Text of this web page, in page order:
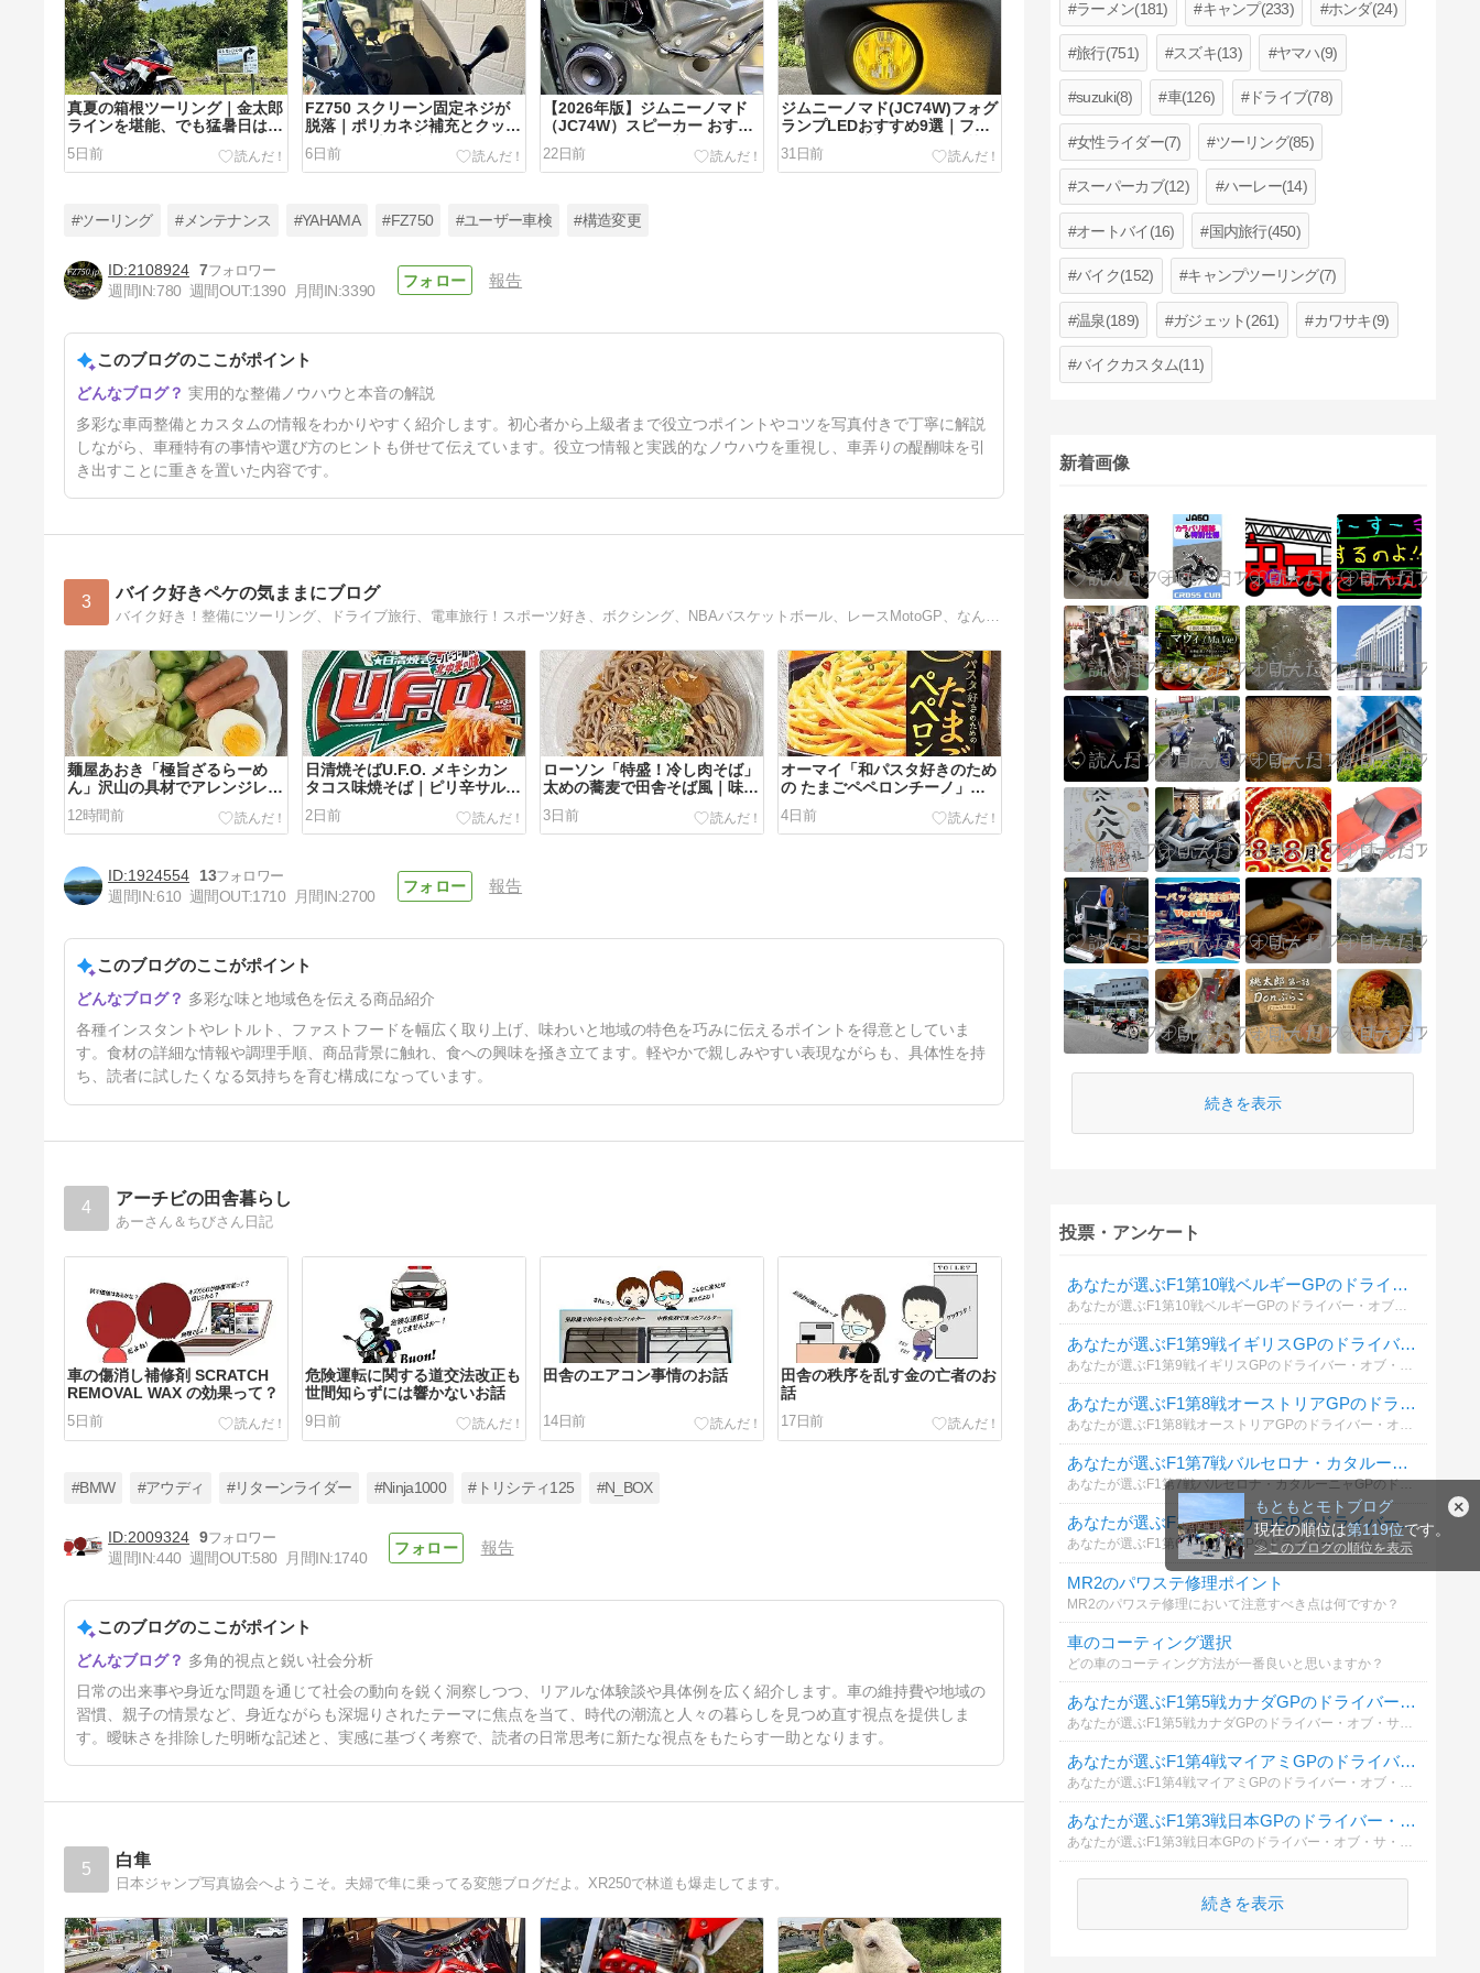
もともとモトブログ
現在の順位は第119位です。
≫このブログの順位を表示
真夏の箱根ツーリング｜金太郎
ラインを堪能、でも猛暑日はほ
どほどに！
5日前
FZ750 スクリーン固定ネジが
脱落｜ポリカネジ補充とクッシ
ョンテープで異音対策
6日前
【2026年版】ジムニーノマド
（JC74W）スピーカー おすす
め7選｜16cmが最適解
22日前
ジムニーノマド(JC74W)フォグ
ランプLEDおすすめ9選｜ファ
ンレス・角度調整で選ぶ切替/
白/イエロー
31日前
ォグランプ 交換｜PIAA
LEH192（2500Kイエロー）角
度調整も解説
33日前
#ツーリング #メンテナンス #YAHAMA #FZ750 #ユーザー車検 #構造変更
2108924 7
週間IN:780 週間OUT:1390 月間IN:3390
報告
このブログのここがポイント
実用的な整備ノウハウと本音の解説
多彩な車両整備とカスタムの情報をわかりやすく紹介します。初心者から上級者まで役立つポイントやコツを写真付きで丁寧に解説
しながら、車種特有の事情や選び方のヒントも併せて伝えています。役立つ情報と実践的なノウハウを重視し、車弄りの醍醐味を引
き出すことに重きを置いた内容です。
3 バイク好きペケの気ままにブログ
麺屋あおき「極旨ざるらーめ
ん」沢山の具材でアレンジレシ
ピで男の料理｜青木食品
12時間前
日清焼そばU.F.O. メキシカン
タコス味焼そば｜ピリ辛サルサ
ソース
2日前
ローソン「特盛！冷し肉そば」
太めの蕎麦で田舎そば風｜味付
のいい豚肉
3日前
オーマイ「和パスタ好きのため
の たまごペペロンチーノ」卵
とペペロンチーノが見事にマリ
アージュ
4日前
サッポロ一番「ご当地熱愛麺
坂内食堂 喜多方本店監修 焦が
ーメン
5日前
1924554
13
週間IN:610 週間OUT:1710 月間IN:2700
報告
このブログのここがポイント
多彩な味と地域色を伝える商品紹介
各種インスタントやレトルト、ファストフードを幅広く取り上げ、味わいと地域の特色を巧みに伝えるポイントを得意としていま
す。食材の詳細な情報や調理手順、商品背景に触れ、食への興味を掻き立てます。軽やかで親しみやすい表現ながらも、具体性を持
ち、読者に試したくなる気持ちを育む構成になっています。
4 アーチビの田舎暮らし
あーさん＆ちびさん日記
車の傷消し補修剤 SCRATCH
REMOVAL WAX の効果って？
5日前
危険運転に関する道交法改正も
世間知らずには響かないお話
9日前
田舎のエアコン事情のお話
14日前
田舎の秩序を乱す金の亡者のお
話
17日前
ます！はいいけれど！というお
話
31日前
#BMW #アウディ #リターンライダー #Ninja1000 #トリシティ125 #N_BOX
2009324 9
週間IN:440 週間OUT:580 月間IN:1740
報告
このブログのここがポイント
多角的視点と鋭い社会分析
日常の出来事や身近な問題を通じて社会の動向を鋭く洞察しつつ、リアルな体験談や具体例を広く紹介します。車の維持費や地域の
習慣、親子の情景など、身近ながらも深堀りされたテーマに焦点を当て、時代の潮流と人々の暮らしを見つめ直す視点を提供しま
す。曖昧さを排除した明晰な記述と、実感に基づく考察で、読者の日常思考に新たな視点をもたらす一助となります。
5 白隼
日本ジャンプ写真協会へようこそ。夫婦で隼に乗ってる変態ブログだよ。XR250で林道も爆走してます。
ラーメン(181) キャンプ(233) ホンダ(24)
旅行(751) スズキ(13) ヤマハ(9)
suzuki(8) 車(126) ドライブ(78)
女性ライダー(7) ツーリング(85)
スーパーカブ(12) ハーレー(14)
オートバイ(16) 国内旅行(450)
バイク(152) キャンプツーリング(7)
温泉(189) ガジェット(261) カワサキ(9)
バイクカスタム(11)
新着画像
続きを表示
投票・アンケート
あなたが選ぶF1第10戦ベルギーGPのドライバー・オブ・サ・デイは？
あなたが選ぶF1第9戦イギリスGPのドライバー・オブ・サ・デイは？
あなたが選ぶF1第8戦オーストリアGPのドライバー・オブ・サ・デイは？
あなたが選ぶF1第8戦オーストリアGPのドライバー・オブ・サ・デイは？（予選含む）考えをお聞かせください。
あなたが選ぶF1第7戦バルセロナ・カタルーニャGPのドライバー・オブ・サ・デイは？
あなたが選ぶF1第7戦バルセロナ・カタルーニャGPのドライバー・オブ・サ・デイは？（予選含む）考えをお聞かせください。
あなたが選ぶF1第6戦モナコGPのドライバー・オブ・サ・デイは？
あなたが選ぶF1第6戦モナコGPのドライバー・オブ・サ・デイは？（予選含む）考えをお聞かせください。
MR2のパワステ修理ポイント
MR2のパワステ修理において注意すべき点は何ですか？
車のコーティング選択
どの車のコーティング方法が一番良いと思いますか？
あなたが選ぶF1第5戦カナダGPのドライバー・オブ・サ・デイは？
あなたが選ぶF1第5戦カナダGPのドライバー・オブ・サ・デイは？（スプリント、予選含む）考えをお聞かせください。
あなたが選ぶF1第4戦マイアミGPのドライバー・オブ・サ・デイは？
あなたが選ぶF1第4戦マイアミGPのドライバー・オブ・サ・デイは？（スプリント、予選含む）考えをお聞かせください。
あなたが選ぶF1第3戦日本GPのドライバー・オブ・サ・デイは？
あなたが選ぶF1第3戦日本GPのドライバー・オブ・サ・デイは？（予選含む）考えをお聞かせください。
続きを表示